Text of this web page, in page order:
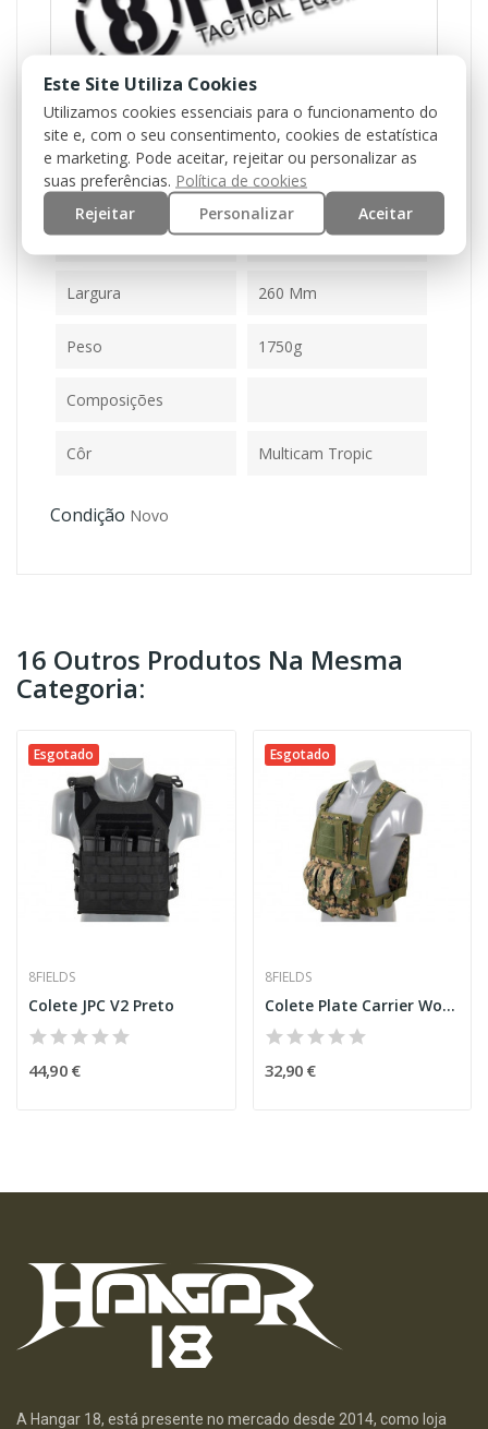
Referência M51611025-1-MT
Ficha Informativa
Altura
Largura 260 Mm
Peso 1750g
Composições
Côr Multicam Tropic
Condição Novo
16 Outros Produtos Na Mesma
Categoria:
Esgotado
8FIELDS
Colete JPC V2 Preto
44,90 €
Esgotado
8FIELDS
Colete Plate Carrier Woodland Digital
32,90 €
A Hangar 18, está presente no mercado desde 2014, como loja
Este Site Utiliza Cookies
Utilizamos cookies essenciais para o funcionamento do
site e, com o seu consentimento, cookies de estatística
e marketing. Pode aceitar, rejeitar ou personalizar as
suas preferências. Política de cookies
Rejeitar
Personalizar Aceitar